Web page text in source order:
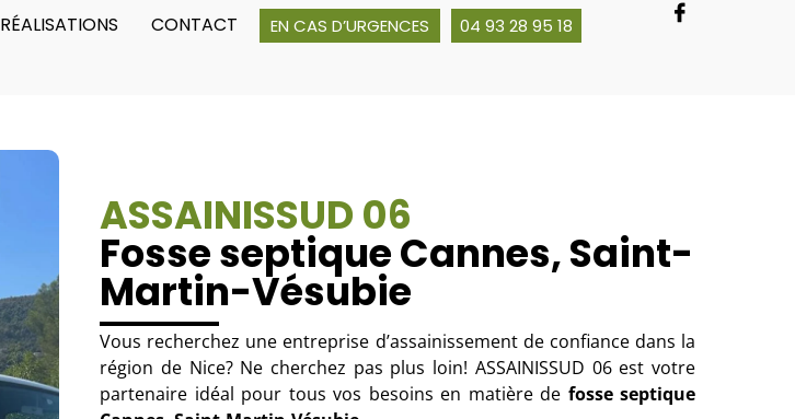
RÉALISATIONS CONTACT EN CAS D’URGENCES 04 93 28 95 18
ASSAINISSUD 06
Fosse septique Cannes, Saint-
Martin-Vésubie
Vous recherchez une entreprise d’assainissement de confiance dans la
région de Nice? Ne cherchez pas plus loin! ASSAINISSUD 06 est votre
partenaire idéal pour tous vos besoins en matière de fosse septique